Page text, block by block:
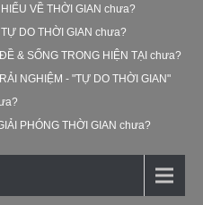
VỀ THỜI GIAN chưa?
DO THỜI GIAN chưa?
& SỐNG TRONG HIỆN TẠI chưa?
NGHIỆM - "TỰ DO THỜI GIAN"
PHÓNG THỜI GIAN chưa?